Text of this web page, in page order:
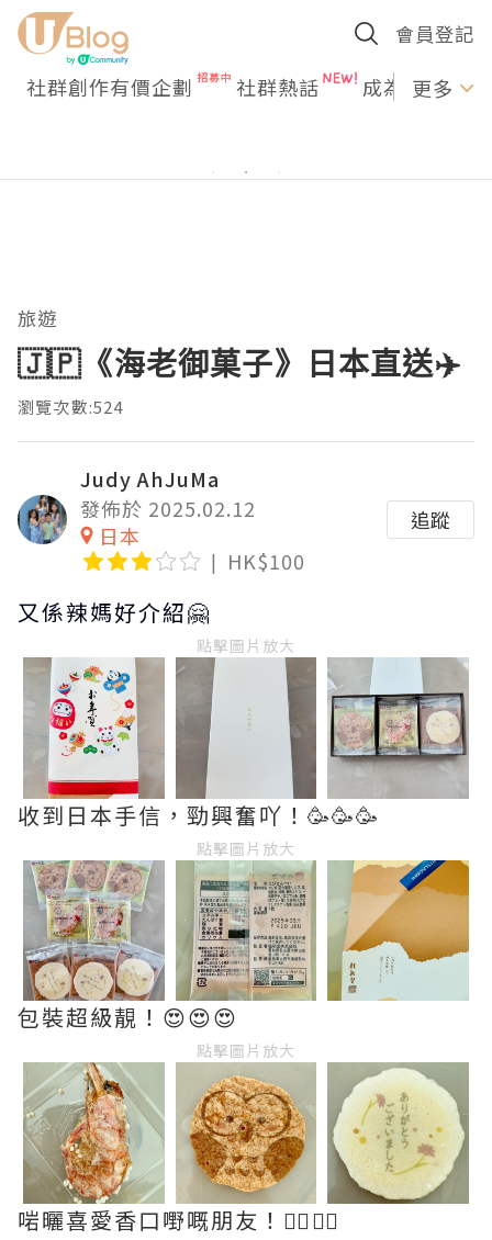
會員登記
社群創作有價企劃 社群熱話 成為U更多
旅遊
🇯🇵《海老御菓子》日本直送✈️
瀏覽次數:524
Judy AhJuMa
發佈於 2025.02.12
日本
HK$100
追蹤
又係辣媽好介紹🤗
點擊圖片放大
收到日本手信，勁興奮吖！🥳🥳🥳
點擊圖片放大
包裝超級靚！😍😍😍
點擊圖片放大
啱曬喜愛香口嘢嘅朋友！👍🏻👍🏻